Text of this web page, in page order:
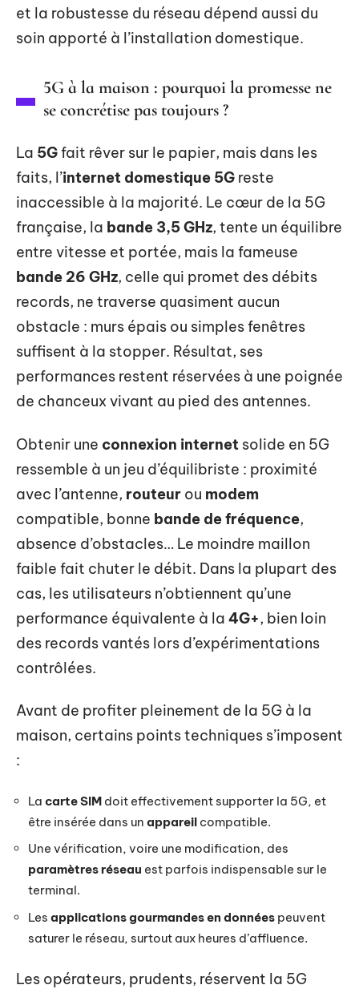
et la robustesse du réseau dépend aussi du
soin apporté à l’installation domestique.
5G à la maison : pourquoi la promesse ne
se concrétise pas toujours ?
La 5Gfait rêver sur le papier, mais dans les
faits, l’internet domestique 5G reste
inaccessible à la majorité. Le cœur de la 5G
française, la bande 3,5 GHz, tente un équilibre
entre vitesse et portée, mais la fameuse
bande 26 GHz, celle qui promet des débits
records, ne traverse quasiment aucun
obstacle : murs épais ou simples fenêtres
suffisent à la stopper. Résultat, ses
performances restent réservées à une poignée
de chanceux vivant au pied des antennes.
Obtenir une connexion internet solide en 5G
ressemble à un jeu d’équilibriste : proximité
avec l’antenne, routeur ou modem
compatible, bonne bande de fréquence,
absence d’obstacles… Le moindre maillon
faible fait chuter le débit. Dans la plupart des
cas, les utilisateurs n’obtiennent qu’une
performance équivalente à la 4G+, bien loin
des records vantés lors d’expérimentations
contrôlées.
Avant de profiter pleinement de la 5G à la
maison, certains points techniques s’imposent
:
La carte SIM doit effectivement supporter la 5G, et
être insérée dans un appareil compatible.
Une vérification, voire une modification, des
paramètres réseau est parfois indispensable sur le
terminal.
Les applications gourmandes en données peuvent
saturer le réseau, surtout aux heures d’affluence.
Les opérateurs, prudents, réservent la 5G